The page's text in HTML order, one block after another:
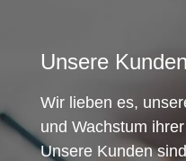
Unsere Kunden
Wir lieben es,
und Wachstum
Unsere Kunden